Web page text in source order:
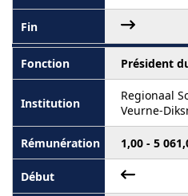
Président
Regionaal
Veurne-
1,00 - 5